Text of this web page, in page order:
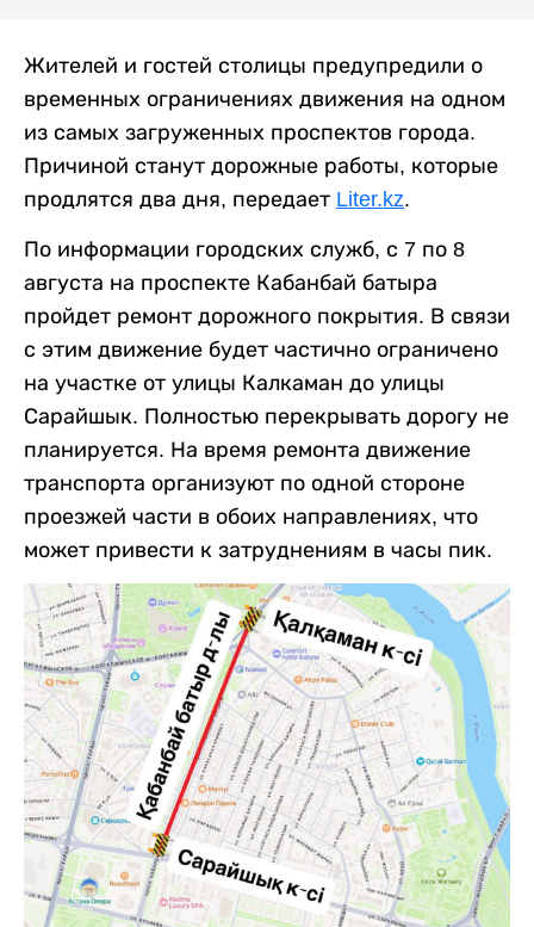
Жителей и гостей столицы предупредили о
временных ограничениях движения на одном
из самых загруженных проспектов города.
Причиной станут дорожные работы, которые
продлятся два дня, передает Liter.kz.
По информации городских служб, с 7 по 8
августа на проспекте Кабанбай батыра
пройдет ремонт дорожного покрытия. В связи
с этим движение будет частично ограничено
на участке от улицы Калкаман до улицы
Сарайшык. Полностью перекрывать дорогу не
планируется. На время ремонта движение
транспорта организуют по одной стороне
проезжей части в обоих направлениях, что
может привести к затруднениям в часы пик.